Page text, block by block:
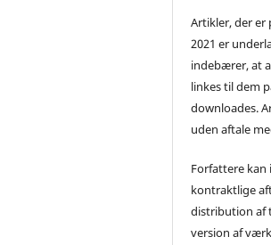
Artikler, der er
2021 er
indebærer, at
linkes til dem
downloades.
uden aftale
Forfattere kan
kontraktlige
distribution af
version af